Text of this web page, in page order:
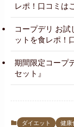
レポ！口コミは
コープデリ お試
ットを食レポ！
期間限定コープ
セット』
ダイエット 健康